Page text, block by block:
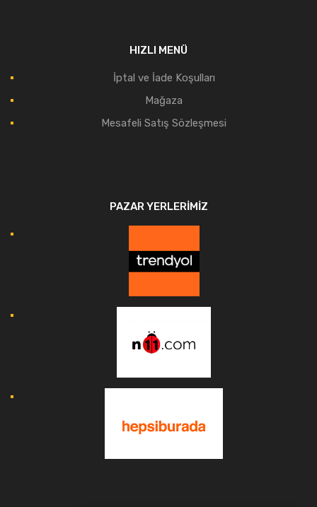
HIZLI MENÜ
İptal ve İade Koşulları
Mağaza
Mesafeli Satış Sözleşmesi
PAZAR YERLERIMIZ